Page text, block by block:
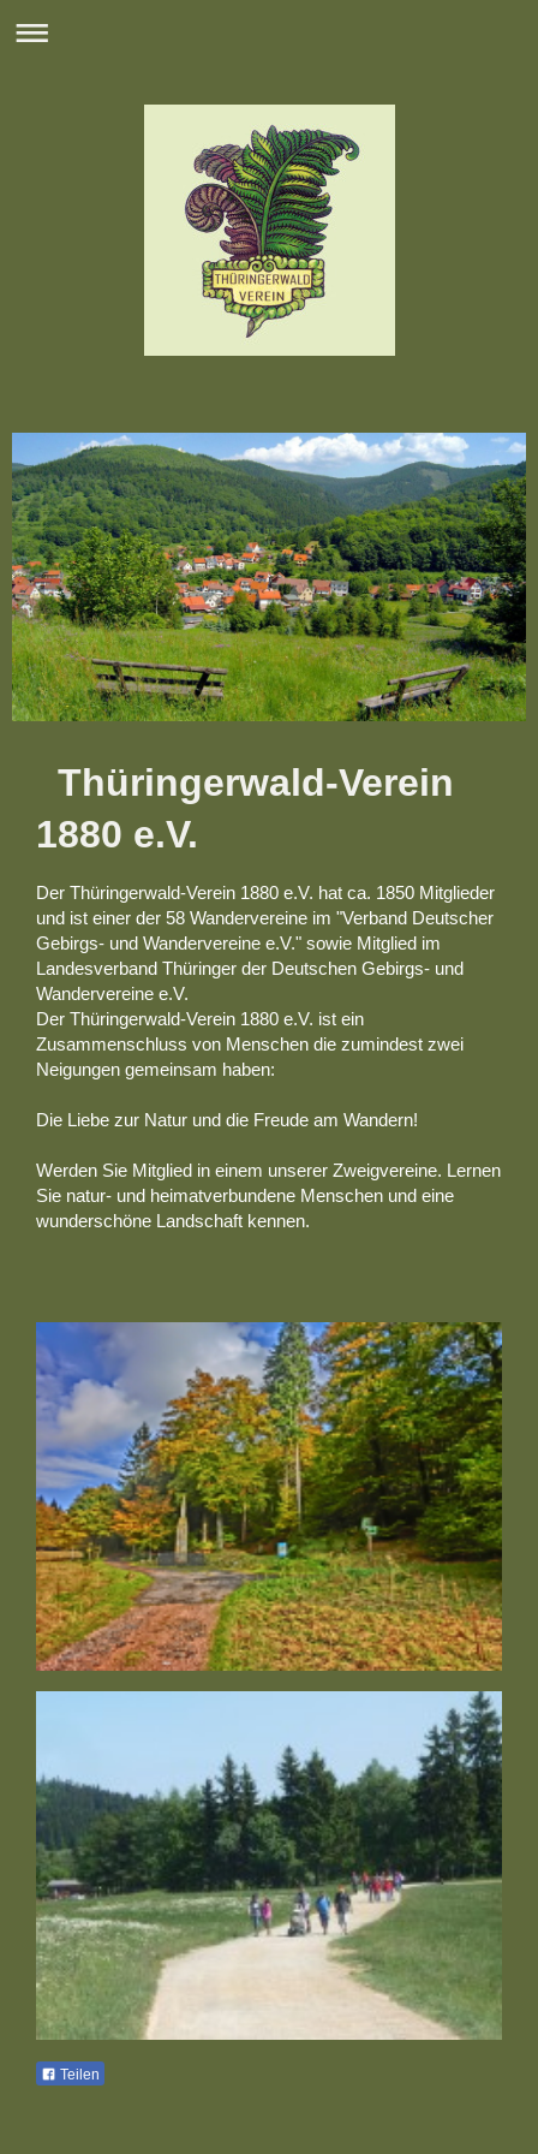
Thüringerwald-Verein
1880 e.V.
Der Thüringerwald-Verein 1880 e.V. hat ca. 1850 Mitglieder
und ist einer der 58 Wandervereine im "Verband Deutscher
Gebirgs- und Wandervereine e.V." sowie Mitglied im
Landesverband Thüringer der Deutschen Gebirgs- und
Wandervereine e.V.
Der Thüringerwald-Verein 1880 e.V. ist ein
Zusammenschluss von Menschen die zumindest zwei
Neigungen gemeinsam haben:
Die Liebe zur Natur und die Freude am Wandern!
Werden Sie Mitglied in einem unserer Zweigvereine. Lernen
Sie natur- und heimatverbundene Menschen und eine
wunderschöne Landschaft kennen.
Teilen